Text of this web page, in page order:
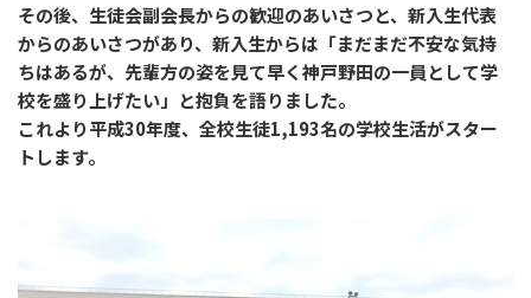
その後、生徒会副会長からの歓迎のあいさつと、新入生代表
からのあいさつがあり、新入生からは「まだまだ不安な気持
ちはあるが、先輩方の姿を見て早く神戸野田の一員として学
校を盛り上げたい」と抱負を語りました。
これより平成30年度、全校生徒1,193名の学校生活がスター
トします。